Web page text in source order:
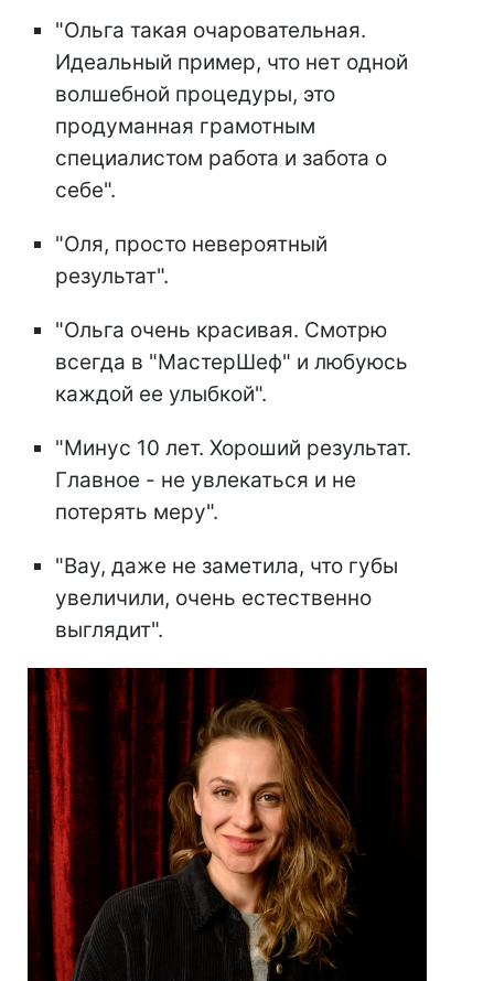
"Ольга такая очаровательная.
Идеальный пример, что нет одной
волшебной процедуры, это
продуманная грамотным
специалистом работа и забота о
себе".
"Оля, просто невероятный
результат".
"Ольга очень красивая. Смотрю
всегда в "МастерШеф" и любуюсь
каждой ее улыбкой".
"Минус 10 лет. Хороший результат.
Главное - не увлекаться и не
потерять меру".
"Вау, даже не заметила, что губы
увеличили, очень естественно
выглядит".